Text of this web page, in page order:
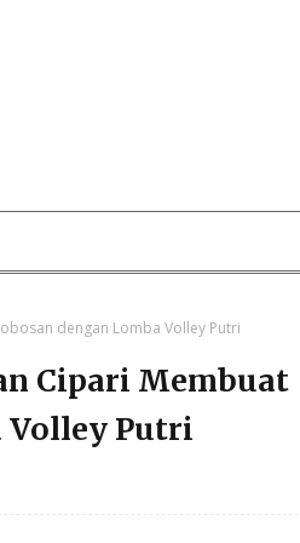
dengan Lomba Volley Putri
Cipari Membuat
Volley Putri